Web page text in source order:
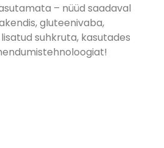
– nüüd saadaval
gluteenivaba,
suhkruta, kasutades